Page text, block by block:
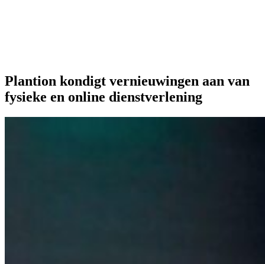
Plantion kondigt vernieuwingen aan van
fysieke en online dienstverlening